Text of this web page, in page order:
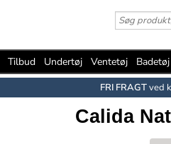
Tilbud Undertøj Ventetøj Badetøj
FRI FRAGTved
Calida